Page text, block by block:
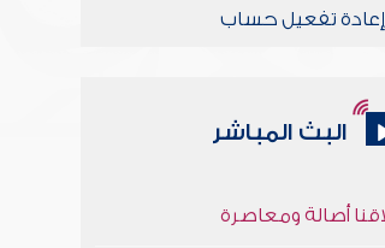
إعادة تفعيل حساب
البث المباشر